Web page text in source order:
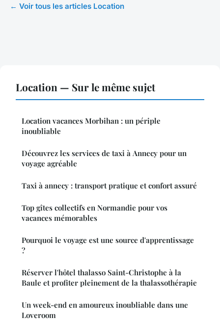
← Voir tous les articles Location
Location — Sur le même sujet
Location vacances Morbihan : un périple
inoubliable
Découvrez les services de taxi à Annecy pour un
voyage agréable
Taxi à annecy : transport pratique et confort assuré
Top gîtes collectifs en Normandie pour vos
vacances mémorables
Pourquoi le voyage est une source d'apprentissage
?
Réserver l'hôtel thalasso Saint-Christophe à la
Baule et profiter pleinement de la thalassothérapie
Un week-end en amoureux inoubliable dans une
Loveroom